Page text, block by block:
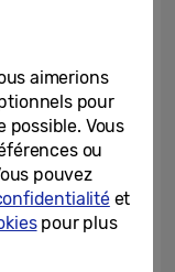
dévoile sa
» à l’occasion
« Welcome to...
aimerions
pour
possible. Vous
ou
pouvez
et
pour plus